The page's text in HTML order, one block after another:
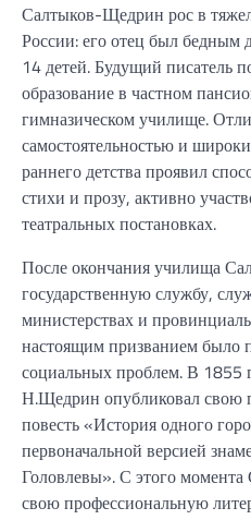
Салтыков-Щедрин рос в
России: его отец был бедным
14 детей. Будущий писатель
образование в частном
гимназическом училище.
самостоятельностью и
раннего детства проявил
стихи и прозу, активно
театральных постановках.
После окончания училища
государственную службу,
министерствах и
настоящим призванием было
социальных проблем. В 1855
Н.Щедрин опубликовал свою
повесть «История одного
первоначальной версией
Головлевы». С этого
свою профессиональную